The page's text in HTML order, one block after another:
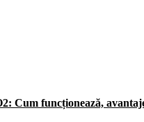
Cum funcționează,